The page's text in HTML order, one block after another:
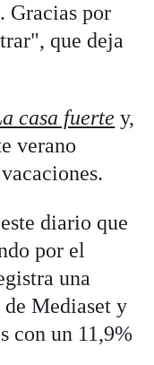
Gracias por
que deja
casa fuerte y,
verano
diario que
por el
una
de Mediaset y
con un 11,9%